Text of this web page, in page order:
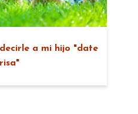
a mi hijo "date